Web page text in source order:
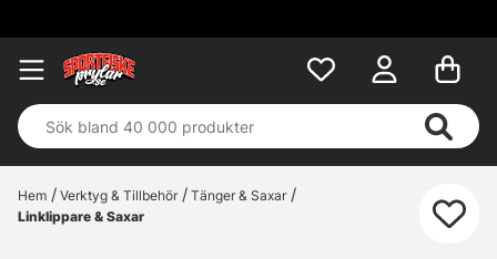
Hem Verktyg & Tillbehör
Tänger & Saxar
Linklippare & Saxar